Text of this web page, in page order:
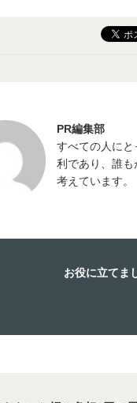
PR編集部
すべての人に
利であり、誰
考えています。
お役に立てま